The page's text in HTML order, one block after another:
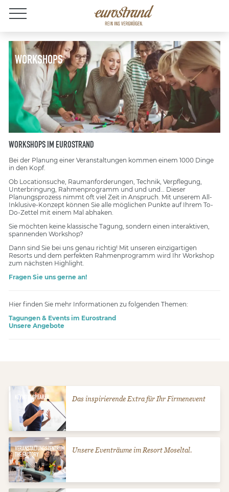
Jobs
WORKSHOPS
WORKSHOPS IM EUROSTRAND
Bei der Planung einer Veranstaltungen kommen einem 1000 Dinge
in den Kopf.
Ob Locationsuche, Raumanforderungen, Technik, Verpflegung,
Unterbringung, Rahmenprogramm und und und… Dieser
Planungsprozess nimmt oft viel Zeit in Anspruch. Mit unserem All-
Inklusive-Konzept können Sie alle möglichen Punkte auf Ihrem To-
Do-Zettel mit einem Mal abhaken.
Sie möchten keine klassische Tagung, sondern einen interaktiven,
spannenden Workshop?
Dann sind Sie bei uns genau richtig! Mit unseren einzigartigen
Resorts und dem perfekten Rahmenprogramm wird Ihr Workshop
zum nächsten Highlight.
Fragen Sie uns gerne an!
Hier finden Sie mehr Informationen zu folgenden Themen:
Tagungen & Events im Eurostrand
Unsere Angebote
KEYNOTE SPEAKER Das inspirierende Extra für Ihr Firmenevent
VERANSTALTUNGSZENTRUM
THE FACTORY
Unsere Eventräume im Resort Moseltal.